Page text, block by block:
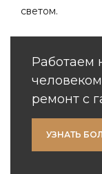
светом.
Работаем
ремонт с
УЗНАТЬ